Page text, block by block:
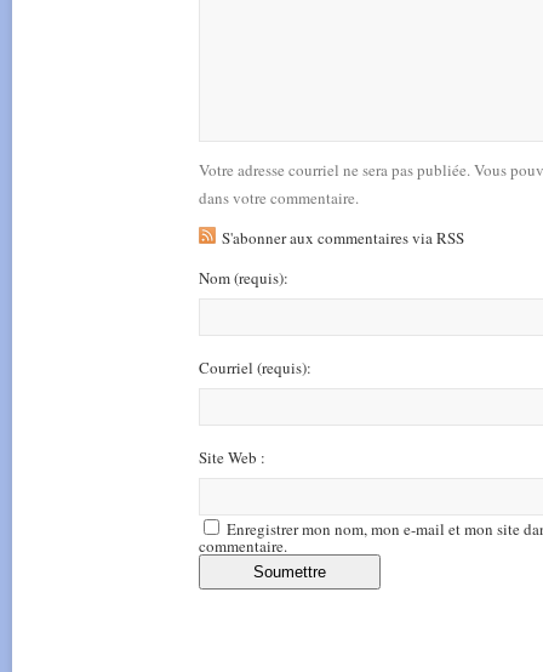
Votre adresse courriel ne sera pas publiée. Vous
dans votre commentaire.
S'abonner aux commentaires via RSS
Nom(requis):
Courriel (requis):
Site Web :
Enregistrer mon nom, mon e-mail et mon site
commentaire.